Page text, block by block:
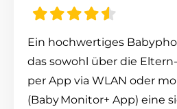
Ein hochwertiges
das sowohl über die
per App via WLAN oder
(Baby Monitor+ App) eine